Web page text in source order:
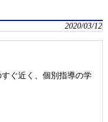
2020/03/12
ぐ近く、個別指導の学